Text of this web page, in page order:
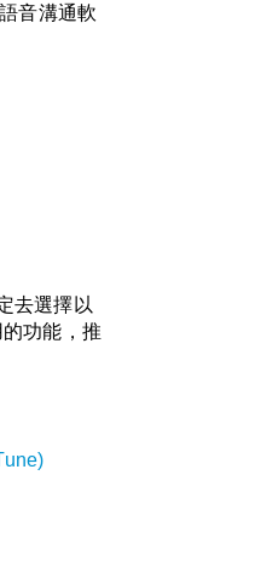
音溝通軟
去選擇以
功能，推